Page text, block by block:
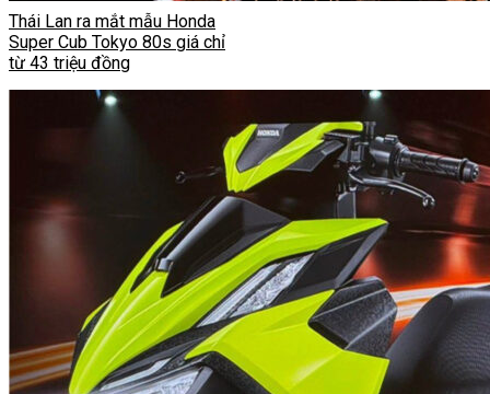
Thái Lan ra mắt mẫu Honda
Super Cub Tokyo 80s giá chỉ
từ 43 triệu đồng